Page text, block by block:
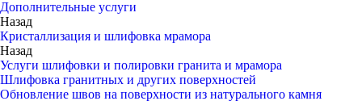
Дополнительные услуги
Назад
Кристаллизация и шлифовка мрамора
Назад
Услуги шлифовки и полировки гранита и мрамора
Шлифовка гранитных и других поверхностей
Обновление швов на поверхности из натурального камня